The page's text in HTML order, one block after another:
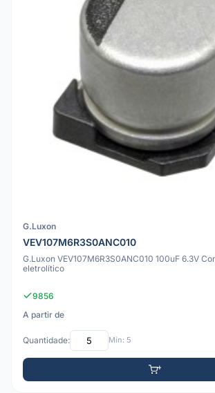
G.Luxon
VEV107M6R3S0ANC010
G.Luxon VEV107M6R3S0ANC010 100uF 6.3V
eletrolítico
9856
A partir de
Quantidade: Mín: 5